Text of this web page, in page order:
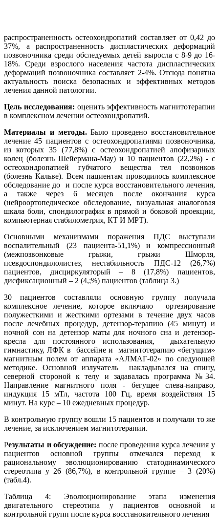
распространенность остеохондропатий составляет от 0,42 до
37%, а распространенность диспластических деформаций
позвоночника среди обследуемых детей выросла с 8-9 до 16-
18%. Среди взрослого населения частота диспластических
деформаций позвоночника составляет 2-4%. Отсюда понятна
актуальность поиска безопасных и эффективных методов
лечения данной патологии.
Цель исследования: оценить эффективность магнитотерапии
в комплексном лечении остеохондропатий.
Материалы и методы.Было проведено восстановительное
лечение 45 пациентов с остеохондропатиями позвоночника,
из которых 35 (77,8%) с остеохондропатией апофизарных
колец (болезнь Шейермана-Мау) и 10 пациентов (22,2%) - с
остеохондропатией губчатого вещества тел позвонков
(болезнь Кальве). Всем пациентам проводилось комплексное
обследование до и после курса восстановительного лечения,
а также через 6 месяцев после окончания курса
(нейроортопедическое обследование, визуальная аналоговая
шкала боли, спондилография в прямой и боковой проекции,
компьютерная стабилометрия, КТ И МРТ).
Основными механизмами поражения ПДС выступали
воспалительный (23 пациента-51,1%) и компрессионный
(межпозвонковые грыжи, грыжи Шморля,
псевдоспондилолистез, нестабильность ПДС-12 (26,7%)
пациентов, дисциркуляторый – 8 (17,8%) пациентов,
дисфиксационный – 2 (4,;%) пациентов (таблица 3.)
30 пациентов составляли основную группу получала
комплексное лечение, которое включало ортезирование
полужесткими и жесткими ортезами в течение двух часов
после лечебных процедур, детензор-терапию (45 минут) и
ночной сон на детензор маты для ночного сна и детензор-
кресла для постоянного использования, дыхательную
гимнастику, ЛФК в бассейне и магнитотерапию «бегущим»
магнитным полем от аппарата «АЛМАГ-02» по следующей
методике. Основной излучатель накладывался на спину,
северной стороной к телу и задавалась программа №34.
Направление магнитного поля - бегущее слева-направо,
индукция 15 мТл, частота 100 Гц, время воздействия 15
минут. На курс – 10 ежедневных процедур.
В контрольную группу вошли 15 пациентов и получали то же
лечение, за исключением магнитотерапии.
Результаты и обсуждение: после проведения курса лечения у
пациентов основной группы отмечался переход к
рациональному эволюционированию статодинамического
стереотипа у 26 (86,7%), в контрольной группе – 3 (20%)
(табл.4).
Таблица 4: Эволюционирование этапа изменения
двигательного стереотипа у пациентов основной и
контрольной групп после курса восстановительного лечения